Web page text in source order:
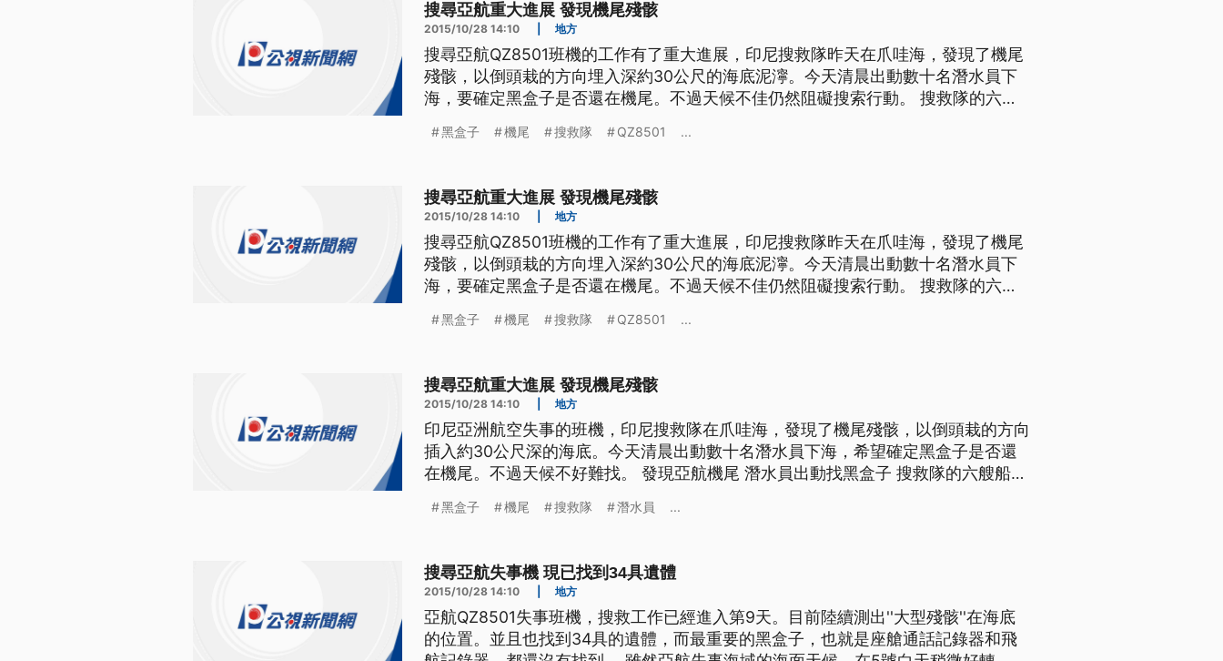
搜尋亞航重大進展 發現機尾殘骸
2015/10/28 14:10 地方
搜尋亞航QZ8501班機的工作有了重大進展，印尼搜救隊昨天在爪哇海，發現了機尾
殘骸，以倒頭栽的方向埋入深約30公尺的海底泥濘。今天清晨出動數十名潛水員下
海，要確定黑盒子是否還在機尾。不過天候不佳仍然阻礙搜索行動。 搜救隊的六艘
盒子還在不在機尾殘骸中，但海象不佳導致進度受阻。如果無法從海底取出黑盒子，
黑盒子 機尾 搜救隊 QZ8501 ...
搜尋亞航重大進展 發現機尾殘骸
2015/10/28 14:10 地方
搜尋亞航QZ8501班機的工作有了重大進展，印尼搜救隊昨天在爪哇海，發現了機尾
殘骸，以倒頭栽的方向埋入深約30公尺的海底泥濘。今天清晨出動數十名潛水員下
海，要確定黑盒子是否還在機尾。不過天候不佳仍然阻礙搜索行動。 搜救隊的六艘
盒子還在不在機尾殘骸中，但海象不佳導致進度受阻。如果無法從海底取出黑盒子，
黑盒子 機尾 搜救隊 QZ8501 ...
搜尋亞航重大進展 發現機尾殘骸
2015/10/28 14:10 地方
印尼亞洲航空失事的班機，印尼搜救隊在爪哇海，發現了機尾殘骸，以倒頭栽的方向
插入約30公尺深的海底。今天清晨出動數十名潛水員下海，希望確定黑盒子是否還
在機尾。不過天候不好難找。 發現亞航機尾 潛水員出動找黑盒子 搜救隊的六艘船艇
還在不在機尾殘骸中，但海象不佳導致進度受阻。如果無法從海底取出黑盒子，將會
黑盒子 機尾 搜救隊 潛水員 ...
搜尋亞航失事機 現已找到34具遺體
2015/10/28 14:10 地方
亞航QZ8501失事班機，搜救工作已經進入第9天。目前陸續測出''大型殘骸''在海底
的位置。並且也找到34具的遺體，而最重要的黑盒子，也就是座艙通話記錄器和飛